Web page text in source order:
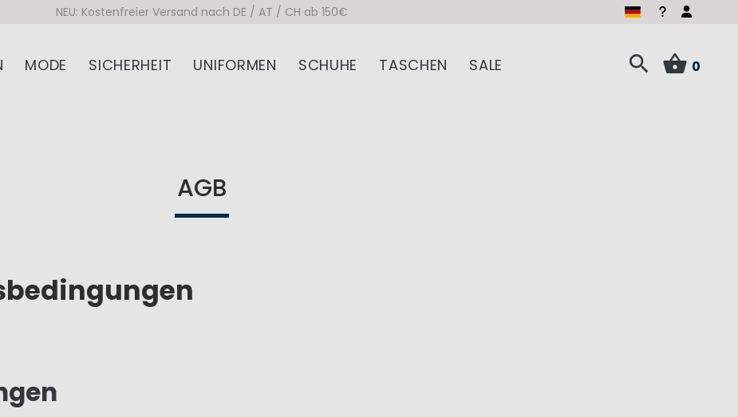
NEU: Kostenfreier Versand nach DE / AT / CH ab 150€
MODE SICHERHEIT UNIFORMEN SCHUHE TASCHEN SALE 0
AGB